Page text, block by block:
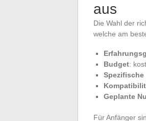
aus
Die Wahl der
welche am
Budget:
Geplante
Für Anfänger